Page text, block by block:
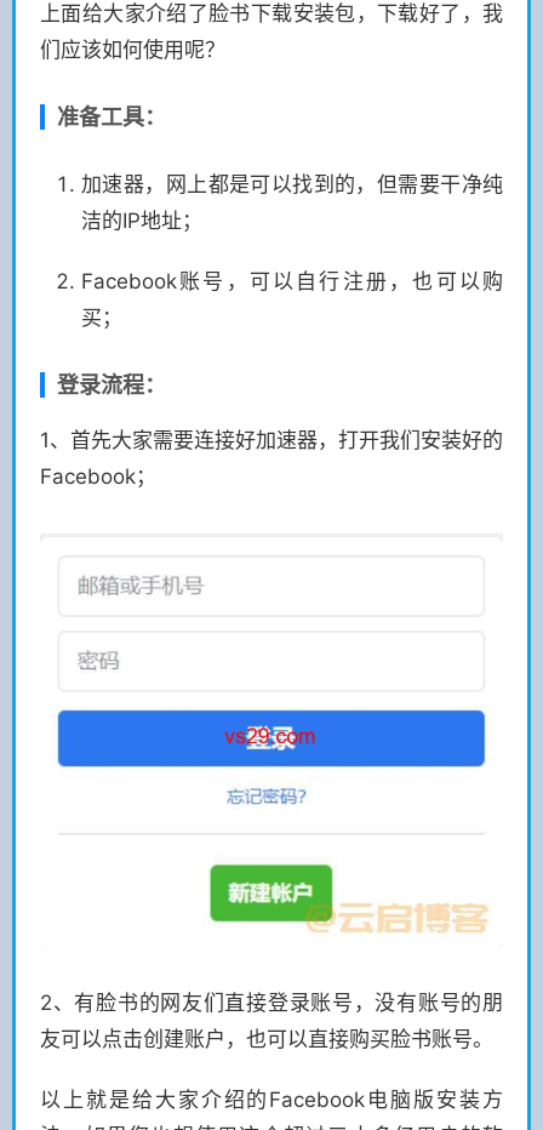
上面给大家介绍了脸书下载安装包，下载好了，我
们应该如何使用呢？
准备工具：
加速器，网上都是可以找到的，但需要干净纯
洁的IP地址；
Facebook账号，可以自行注册，也可以购
买；
登录流程：
1、首先大家需要连接好加速器，打开我们安装好的
Facebook；
2、有脸书的网友们直接登录账号，没有账号的朋
友可以点击创建账户，也可以直接购买脸书账号。
以上就是给大家介绍的Facebook电脑版安装方